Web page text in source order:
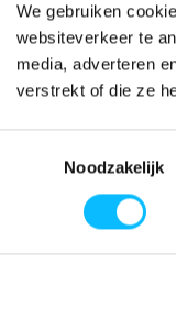
We gebruiken
websiteverkeer te
media, adverteren
verstrekt of die ze
Noodzakelijk
presentatiejack
of het spelen.
Ribboorden aan de
met blinde
ERIMA